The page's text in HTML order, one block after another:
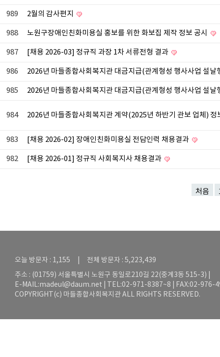
989 2월의 감사편지
988 노원구장애인친화미용실 홍보를 위한 화보집 제작 정보 공시
987 [채용 2026-03] 정규직 과장 1차 서류전형 결과
986 2026년 마들종합사회복지관 대금지급(관계형성 행사사업 설
985 2026년 마들종합사회복지관 대금지급(관계형성 행사사업 설
984 2026년 마들종합사회복지관 계약(2025년 하반기 관보 업체) 정
983 [채용 2026-02] 장애인친화미용실 전담인력 채용결과
982 [채용 2026-01] 정규직 사회복지사 채용결과
처음
오늘 방문자 : 1,155 | 전체 방문자 : 5,223,439
주소 : (01759) 서울특별시 노원구 동일로210길 22(중계3동 515-3) |
E-MAIL:madeul@daum.net | TEL:02-971-8387~8 | FAX:02-976-
COPYRIGHT(c) 마들종합사회복지관 ALL RIGHTS RESERVED.